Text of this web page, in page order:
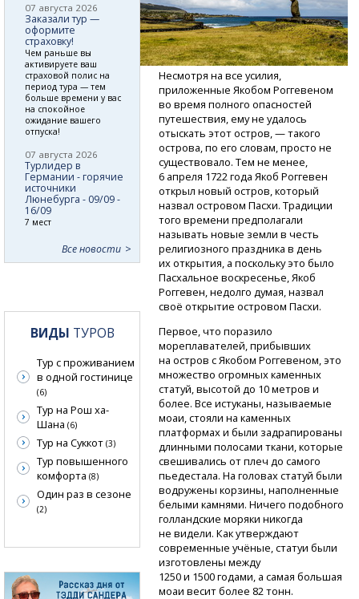
Несмотря на все усилия,
приложенные Якобом Роггевеном
во время полного опасностей
путешествия, ему не удалось
отыскать этот остров, — такого
острова, по его словам, просто не
существовало. Тем не менее,
6 апреля 1722 года Якоб Роггевен
открыл новый остров, который
назвал островом Пасхи. Традиции
того времени предполагали
называть новые земли в честь
религиозного праздника в день
их открытия, а поскольку это было
Пасхальное воскресенье, Якоб
Роггевен, недолго думая, назвал
своё открытие островом Пасхи.
Первое, что поразило
мореплавателей, прибывших
на остров с Якобом Роггевеном, это
множество огромных каменных
статуй, высотой до 10 метров и
более. Все истуканы, называемые
моаи, стояли на каменных
платформах и были задрапированы
длинными полосами ткани, которые
свешивались от плеч до самого
пьедестала. На головах статуй были
водружены корзины, наполненные
белыми камнями. Ничего подобного
голландские моряки никогда
не видели. Как утверждают
современные учёные, статуи были
изготовлены между
1250 и 1500 годами, а самая большая
моаи весит более 82 тонн.
07 августа 2026
Заказали тур —
оформите
страховку!
Чем раньше вы
активируете ваш
страховой полис на
период тура — тем
больше времени у вас
на спокойное
ожидание вашего
отпуска!
07 августа 2026
Турлидер в
Германии - горячие
источники
Люнебурга - 09/09 -
16/09
7 мест
Все новости
ВИДЫ ТУРОВ
Тур с проживанием
в одной гостинице
(6)
Тур на Рош ха-
Шана (6)
Тур на Суккот (3)
Тур повышенного
комфорта (8)
Один раз в сезоне
(2)